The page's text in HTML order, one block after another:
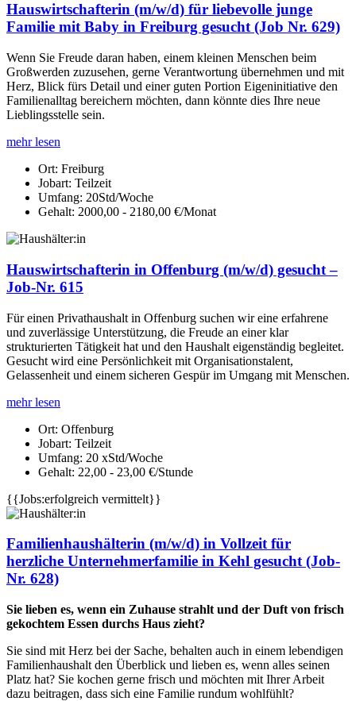
Hauswirtschafterin (m/w/d) für liebevolle junge
Familie mit Baby in Freiburg gesucht (Job Nr. 629)
Wenn Sie Freude daran haben, einem kleinen Menschen beim
Großwerden zuzusehen, gerne Verantwortung übernehmen und mit
Herz, Blick fürs Detail und einer guten Portion Eigeninitiative den
Familienalltag bereichern möchten, dann könnte dies Ihre neue
Lieblingsstelle sein.
mehr lesen
Ort: Freiburg
Jobart: Teilzeit
Umfang: 20Std/Woche
Gehalt: 2000,00 - 2180,00 €/Monat
Hauswirtschafterin in Offenburg (m/w/d) gesucht –
Job-Nr. 615
Für einen Privathaushalt in Offenburg suchen wir eine erfahrene
und zuverlässige Unterstützung, die Freude an einer klar
strukturierten Tätigkeit hat und den Haushalt eigenständig begleitet.
Gesucht wird eine Persönlichkeit mit Organisationstalent,
Gelassenheit und einem sicheren Gespür im Umgang mit Menschen.
mehr lesen
Ort: Offenburg
Jobart: Teilzeit
Umfang: 20 xStd/Woche
Gehalt: 22,00 - 23,00 €/Stunde
{{Jobs:erfolgreich vermittelt}}
Familienhaushälterin (m/w/d) in Vollzeit für
herzliche Unternehmerfamilie in Kehl gesucht (Job-
Nr. 628)
Sie lieben es, wenn ein Zuhause strahlt und der Duft von frisch
gekochtem Essen durchs Haus zieht?
Sie sind mit Herz bei der Sache, behalten auch in einem lebendigen
Familienhaushalt den Überblick und lieben es, wenn alles seinen
Platz hat? Sie kochen gerne frisch und möchten mit Ihrer Arbeit
dazu beitragen, dass sich eine Familie rundum wohlfühlt?